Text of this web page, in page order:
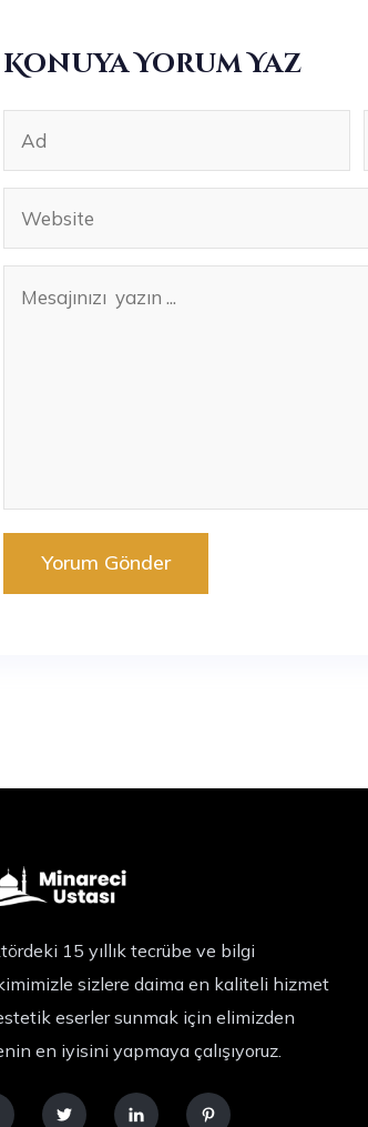
Konuya Yorum Yaz
15 yıllık tecrübe ve bilgi
sizlere daima en kaliteli hizmet
eserler sunmak için elimizden
en iyisini yapmaya çalışıyoruz.